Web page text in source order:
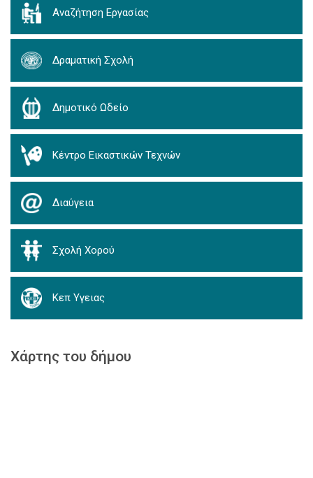
Αναζήτηση Εργασίας
Δραματική Σχολή
Δημοτικό Ωδείο
Κέντρο Εικαστικών Τεχνών
Διαύγεια
Σχολή Χορού
Κεπ Υγειας
Χάρτης του δήμου